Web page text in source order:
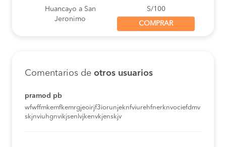
Huancayo a San
Jeronimo
S/100
COMPRAR
Comentarios de otros usuarios
pramod pb
wfwffmkemfkemrgjeoirjf3iorunjeknfviurehfnerknvociefdmv
skjnviuhgnvikjsenlvjkenvkjenskjv